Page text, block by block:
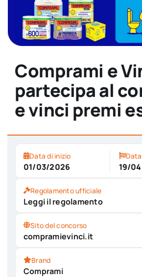
Comprami e
partecipa al
e vinci premi
Data di inizio
01/03/2026 19/
Regolamento ufficiale
Leggi il regolamento
Sito del concorso
compramievinci.it
Brand
Comprami